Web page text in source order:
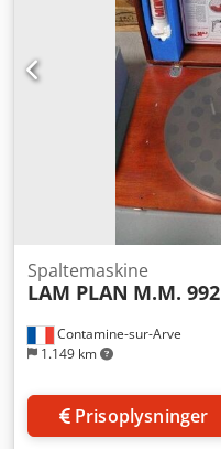
Contamine-sur-Arve
1.149 km
Spaltemaskine
LAM PLAN M.M. 992
Prisoplysninger